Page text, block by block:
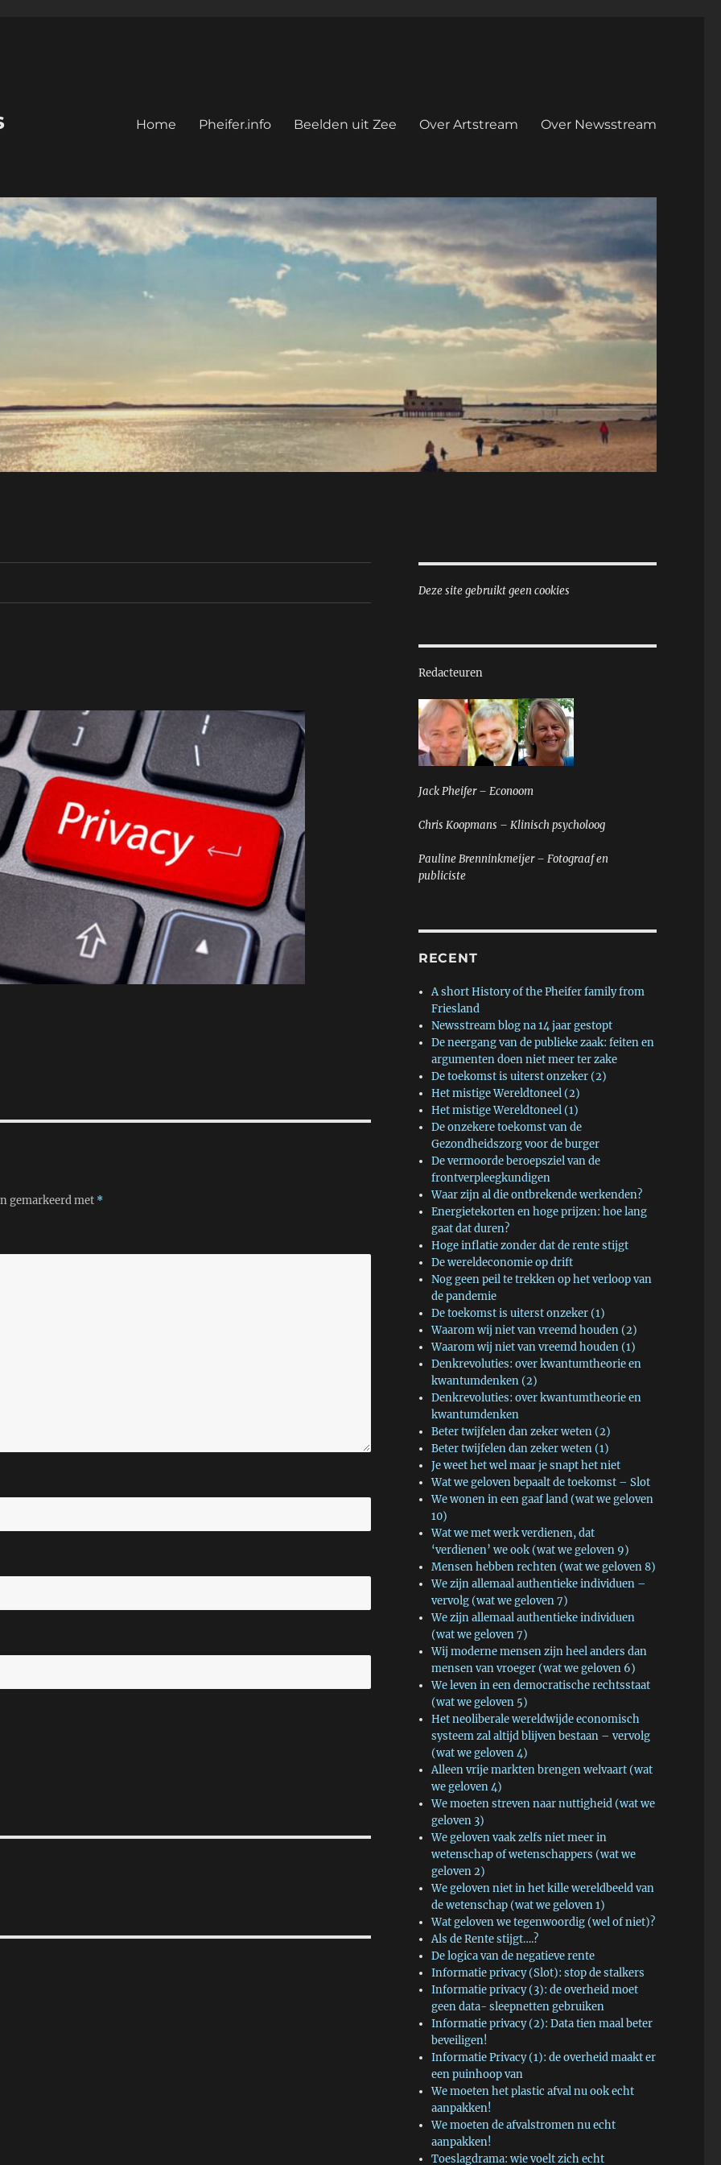
Home Pheifer.info Beelden uit Zee Over Artstream Over Newsstream
gemarkeerd met *
Deze site gebruikt geen cookies
Redacteuren
Jack Pheifer – Econoom
Chris Koopmans – Klinisch psycholoog
Pauline Brenninkmeijer – Fotograaf en
publiciste
RECENT
A short History of the Pheifer family from
Friesland
Newsstream blog na 14 jaar gestopt
De neergang van de publieke zaak: feiten en
argumenten doen niet meer ter zake
De toekomst is uiterst onzeker (2)
Het mistige Wereldtoneel (2)
Het mistige Wereldtoneel (1)
De onzekere toekomst van de
Gezondheidszorg voor de burger
De vermoorde beroepsziel van de
frontverpleegkundigen
Waar zijn al die ontbrekende werkenden?
Energietekorten en hoge prijzen: hoe lang
gaat dat duren?
Hoge inflatie zonder dat de rente stijgt
De wereldeconomie op drift
Nog geen peil te trekken op het verloop van
de pandemie
De toekomst is uiterst onzeker (1)
Waarom wij niet van vreemd houden (2)
Waarom wij niet van vreemd houden (1)
Denkrevoluties: over kwantumtheorie en
kwantumdenken (2)
Denkrevoluties: over kwantumtheorie en
kwantumdenken
Beter twijfelen dan zeker weten (2)
Beter twijfelen dan zeker weten (1)
Je weet het wel maar je snapt het niet
Wat we geloven bepaalt de toekomst – Slot
We wonen in een gaaf land (wat we geloven
10)
Wat we met werk verdienen, dat
‘verdienen’ we ook (wat we geloven 9)
Mensen hebben rechten (wat we geloven 8)
We zijn allemaal authentieke individuen –
vervolg (wat we geloven 7)
We zijn allemaal authentieke individuen
(wat we geloven 7)
Wij moderne mensen zijn heel anders dan
mensen van vroeger (wat we geloven 6)
We leven in een democratische rechtsstaat
(wat we geloven 5)
Het neoliberale wereldwijde economisch
systeem zal altijd blijven bestaan – vervolg
(wat we geloven 4)
Alleen vrije markten brengen welvaart (wat
we geloven 4)
We moeten streven naar nuttigheid (wat we
geloven 3)
We geloven vaak zelfs niet meer in
wetenschap of wetenschappers (wat we
geloven 2)
We geloven niet in het kille wereldbeeld van
de wetenschap (wat we geloven 1)
Wat geloven we tegenwoordig (wel of niet)?
Als de Rente stijgt….?
De logica van de negatieve rente
Informatie privacy (Slot): stop de stalkers
Informatie privacy (3): de overheid moet
geen data- sleepnetten gebruiken
Informatie privacy (2): Data tien maal beter
beveiligen!
Informatie Privacy (1): de overheid maakt er
een puinhoop van
We moeten het plastic afval nu ook echt
aanpakken!
We moeten de afvalstromen nu echt
aanpakken!
Toeslagdrama: wie voelt zich echt